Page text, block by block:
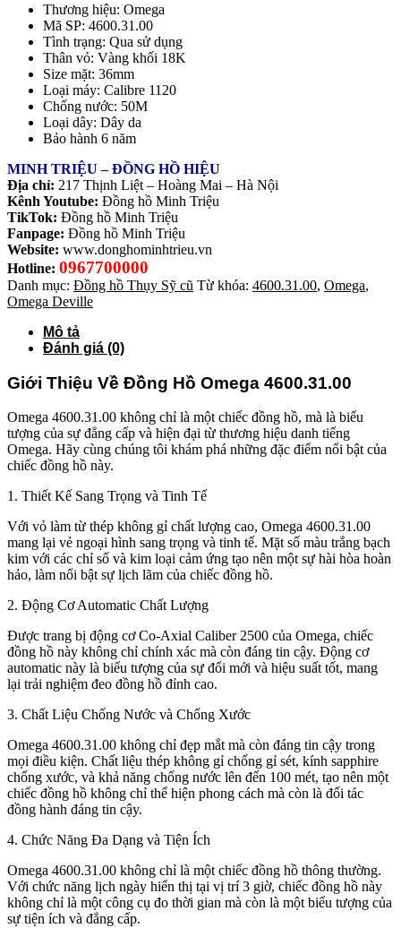
Thương hiệu: Omega
Mã SP: 4600.31.00
Tình trạng: Qua sử dụng
Thân vỏ: Vàng khối 18K
Size mặt: 36mm
Loại máy: Calibre 1120
Chống nước: 50M
Loại dây: Dây da
Bảo hành 6 năm
MINH TRIỆU – ĐỒNG HỒ HIỆU
Địa chỉ: 217 Thịnh Liệt – Hoàng Mai – Hà Nội
Kênh Youtube: Đồng hồ Minh Triệu
TikTok: Đồng hồ Minh Triệu
Fanpage: Đồng hồ Minh Triệu
Website: www.donghominhtrieu.vn
Hotline: 0967700000
Danh mục: Đồng hồ Thụy Sỹ cũ Từ khóa: 4600.31.00, Omega,
Omega Deville
Mô tả
Đánh giá (0)
Giới Thiệu Về Đồng Hồ Omega 4600.31.00
Omega 4600.31.00 không chỉ là một chiếc đồng hồ, mà là biểu
tượng của sự đẳng cấp và hiện đại từ thương hiệu danh tiếng
Omega. Hãy cùng chúng tôi khám phá những đặc điểm nổi bật của
chiếc đồng hồ này.
1. Thiết Kế Sang Trọng và Tinh Tế
Với vỏ làm từ thép không gỉ chất lượng cao, Omega 4600.31.00
mang lại vẻ ngoại hình sang trọng và tinh tế. Mặt số màu trắng bạch
kim với các chỉ số và kim loại cảm ứng tạo nên một sự hài hòa hoàn
hảo, làm nổi bật sự lịch lãm của chiếc đồng hồ.
2. Động Cơ Automatic Chất Lượng
Được trang bị động cơ Co-Axial Caliber 2500 của Omega, chiếc
đồng hồ này không chỉ chính xác mà còn đáng tin cậy. Động cơ
automatic này là biểu tượng của sự đổi mới và hiệu suất tốt, mang
lại trải nghiệm đeo đồng hồ đỉnh cao.
3. Chất Liệu Chống Nước và Chống Xước
Omega 4600.31.00 không chỉ đẹp mắt mà còn đáng tin cậy trong
mọi điều kiện. Chất liệu thép không gỉ chống gỉ sét, kính sapphire
chống xước, và khả năng chống nước lên đến 100 mét, tạo nên một
chiếc đồng hồ không chỉ thể hiện phong cách mà còn là đối tác
đồng hành đáng tin cậy.
4. Chức Năng Đa Dạng và Tiện Ích
Omega 4600.31.00 không chỉ là một chiếc đồng hồ thông thường.
Với chức năng lịch ngày hiển thị tại vị trí 3 giờ, chiếc đồng hồ này
không chỉ là một công cụ đo thời gian mà còn là một biểu tượng của
sự tiện ích và đẳng cấp.